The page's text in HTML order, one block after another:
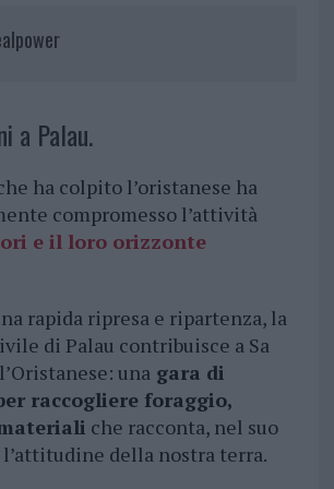
a Palau.
ha colpito l’oristanese ha
compromesso l’attività
e il loro orizzonte
rapida ripresa e ripartenza, la
di Palau contribuisce a Sa
unagara di
raccogliere foraggio,
che racconta, nel suo
della nostra terra.